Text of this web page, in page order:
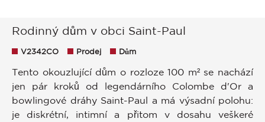
Rodinný dům v obci Saint-Paul
V2342CO Prodej Dům
Tento okouzlující dům o rozloze 100 m² se nachází
jen pár kroků od legendárního Colombe d'Or a
bowlingové dráhy Saint-Paul a má výsadní polohu:
je diskrétní, intimní a přitom v dosahu veškeré